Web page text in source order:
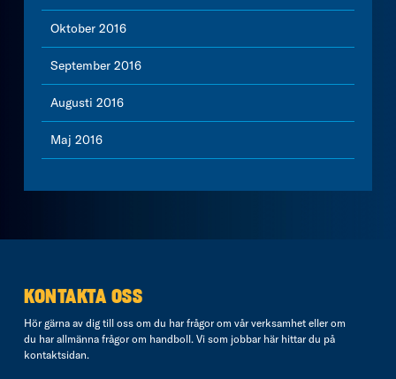
Oktober 2016
September 2016
Augusti 2016
Maj 2016
KONTAKTA OSS
Hör gärna av dig till oss om du har frågor om vår verksamhet eller om
du har allmänna frågor om handboll. Vi som jobbar här hittar du på
kontaktsidan.